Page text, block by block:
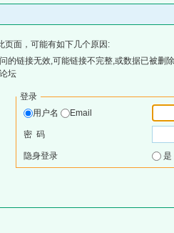
页面，可能有如下几个原因:
的链接无效,可能链接不完整,或数据已被删
坛
登录
用户名
Email
密 码
隐身登录